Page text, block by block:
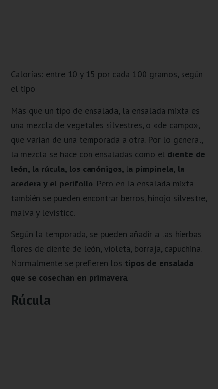
Calorías: entre 10 y 15 por cada 100 gramos, según
el tipo
Más que un tipo de ensalada, la ensalada mixta es
una mezcla de vegetales silvestres, o «de campo»,
que varían de una temporada a otra. Por lo general,
la mezcla se hace con ensaladas como el diente de
león, la rúcula, los canónigos, la pimpinela, la
acedera y el perifollo. Pero en la ensalada mixta
también se pueden encontrar berros, hinojo silvestre,
malva y levístico.
Según la temporada, se pueden añadir a las hierbas
flores de diente de león, violeta, borraja, capuchina.
Normalmente se prefieren los tipos de ensalada
que se cosechan en primavera.
Rúcula